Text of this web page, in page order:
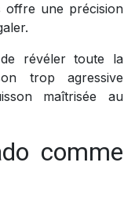
offre une précision
révéler toute la
trop agressive
maîtrisée au
comme